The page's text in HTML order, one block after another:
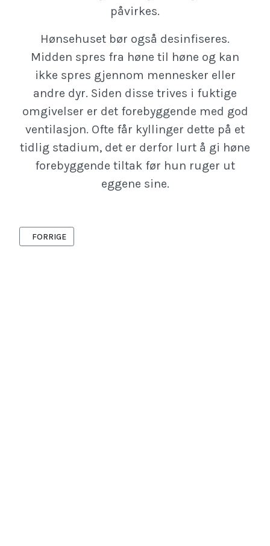
påvirkes.
Hønsehuset bør også desinfiseres.
Midden spres fra høne til høne og kan
ikke spres gjennom mennesker eller
andre dyr. Siden disse trives i fuktige
omgivelser er det forebyggende med god
ventilasjon. Ofte får kyllinger dette på et
tidlig stadium, det er derfor lurt å gi høne
forebyggende tiltak før hun ruger ut
eggene sine.
FORRIGE ARTIKKEL: FOREBYGGING ER BEDRE ENN Å KURERE
FORRIGE